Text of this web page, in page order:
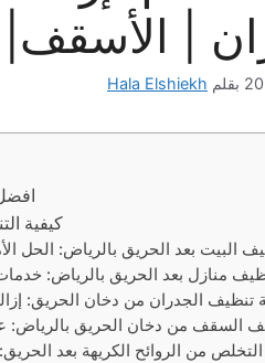
| الأسقف|
بقلم Hala Elshiekh
البيت بعد الحريق بالرياض: الحل
منازل بعد الحريق بالرياض: خدمات
الجدران من دخان الحريق: إزالة
السقف من دخان الحريق بالرياض:
التخلص من الروائح الكريهة بعد